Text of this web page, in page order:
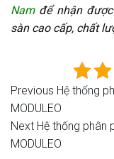
Nam để nhận
sàn cao cấp, chất
Điều
hướng
bài
Previous
Post
Previous Hệ thống
MODULEO
Next
Post
Next Hệ thống phân
MODULEO